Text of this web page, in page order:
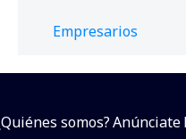
Empresarios
somos?Anúnciate